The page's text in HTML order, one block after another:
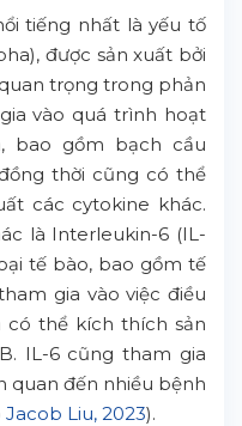
tiếng nhất là yếu tố
được sản xuất bởi
trọng trong phản
vào quá trình hoạt
bao gồm bạch cầu
thời cũng có thể
các cytokine khác.
là Interleukin-6 (IL-
tế bào, bao gồm tế
gia vào việc điều
có thể kích thích sản
IL-6 cũng tham gia
quan đến nhiều bệnh
Jacob Liu, 2023).